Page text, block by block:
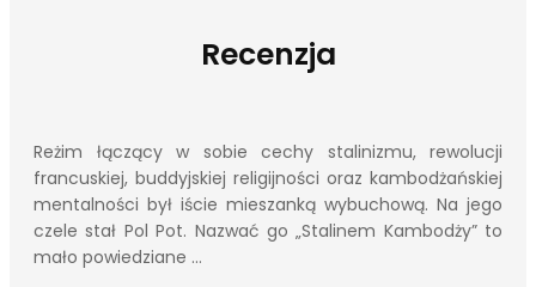
Recenzja
Reżim łączący w sobie cechy stalinizmu, rewolucji
francuskiej, buddyjskiej religijności oraz kambodżańskiej
mentalności był iście mieszanką wybuchową. Na jego
czele stał Pol Pot. Nazwać go „Stalinem Kambodży” to
mało powiedziane …